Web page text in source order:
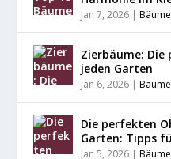
Jan 7, 2026 |Bäume
Zierbäume:
jeden Garten
Jan 6, 2026 |Bäume
Die perfekten
Garten: Tipps
Jan 5, 2026 |Bäume